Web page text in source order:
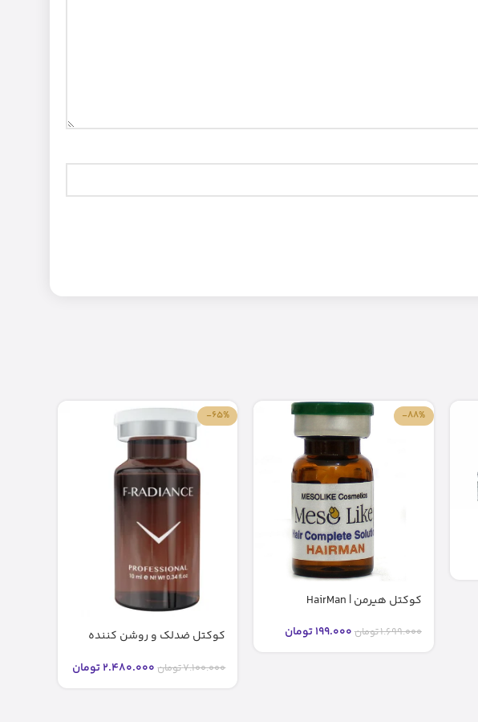
-88%
کوکتل هیرمن | HairMan
1.699.000تومان 199.000تومان
-65%
کوکتل ضدلک و روشن کننده
میل)
7.100.000تومان 2.480.000تومان